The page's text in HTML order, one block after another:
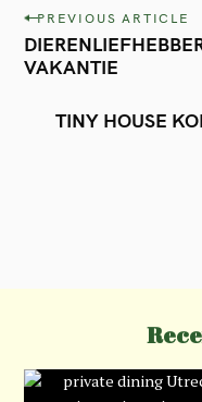
P
o
t
PREVIOUS ARTICLE
VAKANTIE
TINY HOUSE